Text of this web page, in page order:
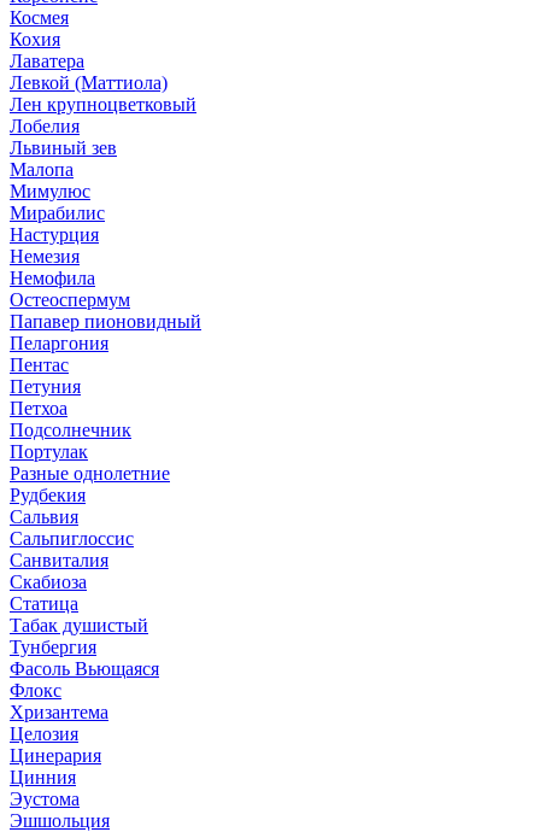
Космея
Кохия
Лаватера
Левкой (Маттиола)
Лен крупноцветковый
Лобелия
Львиный зев
Малопа
Мимулюс
Мирабилис
Настурция
Немезия
Немофила
Остеоспермум
Папавер пионовидный
Пеларгония
Пентас
Петуния
Петхоа
Подсолнечник
Портулак
Разные однолетние
Рудбекия
Сальвия
Сальпиглоссис
Санвиталия
Скабиоза
Статица
Табак душистый
Тунбергия
Фасоль Вьющаяся
Флокс
Хризантема
Целозия
Цинерария
Цинния
Эустома
Эшшольция